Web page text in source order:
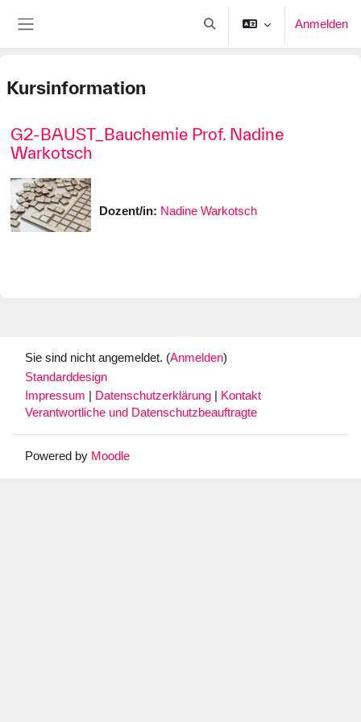
Sucheingabe umschalten
Anmelden
Kursinformation
G2-BAUST_Bauchemie Prof. Nadine
Warkotsch
Dozent/in: Nadine Warkotsch
Sie sind nicht angemeldet. (Anmelden)
Standarddesign
Impressum | Datenschutzerklärung | Kontakt
Verantwortliche und Datenschutzbeauftragte
Powered by Moodle